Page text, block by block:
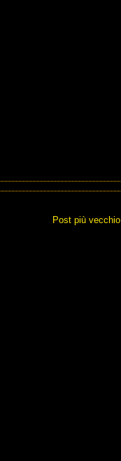
Post più vecchio